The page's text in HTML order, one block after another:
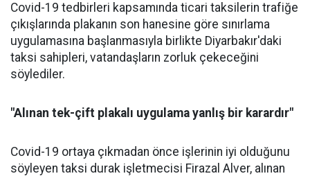
Covid-19 tedbirleri kapsamında ticari taksilerin trafiğe
çıkışlarında plakanın son hanesine göre sınırlama
uygulamasına başlanmasıyla birlikte Diyarbakır'daki
taksi sahipleri, vatandaşların zorluk çekeceğini
söylediler.
"Alınan tek-çift plakalı uygulama yanlış bir karardır"
Covid-19 ortaya çıkmadan önce işlerinin iyi olduğunu
söyleyen taksi durak işletmecisi Firazal Alver, alınan